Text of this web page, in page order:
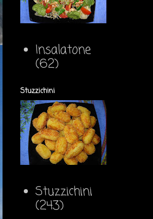
Insalatone
(62)
Stuzzichini
Stuzzichini
(243)